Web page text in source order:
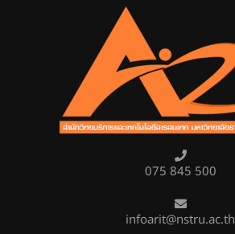
075 845 500
infoarit@nstru.ac.th